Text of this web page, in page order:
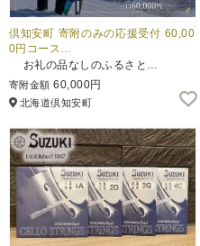
倶知安町 寄附のみの応援受付 60,00
0円コース…
お礼の品なしのふるさと…
寄附金額 60,000円
北海道倶知安町